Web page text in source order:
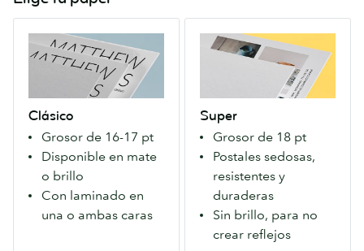
Clásico
Grosor de 16-17 pt
Disponible en mate
o brillo
Con laminado en
una o ambas caras
Nuestro
fantástico
con
una
gran
calidad-
precio
Super
Grosor de 18 pt
Postales sedosas,
resistentes y
duraderas
Sin brillo, para no
crear reflejos
que
causa
una
primera
impresión
duradera.
Disponible